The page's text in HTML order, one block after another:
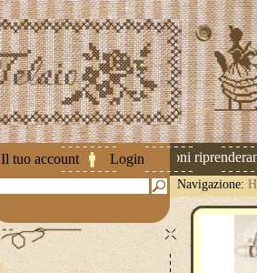
Il tuo account Login
Attenzione ! Le spedizioni
Navigazione: